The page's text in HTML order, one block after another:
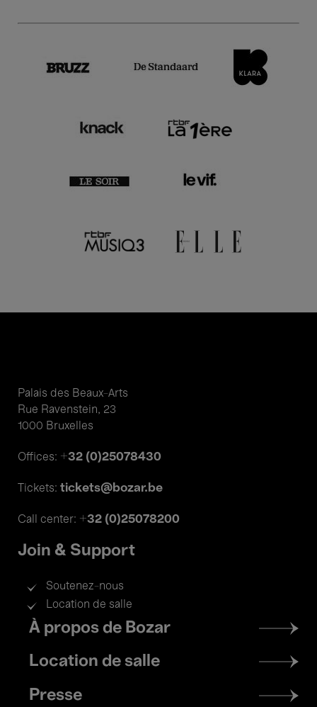
Palais des Beaux-Arts
Rue Ravenstein, 23
1000 Bruxelles
Offices: +32 (0)25078430
Tickets: tickets@bozar.be
Call center: +32 (0)25078200
Join & Support
Soutenez-nous
Location de salle
Footer
menu
À propos de Bozar
Location de salle
Presse